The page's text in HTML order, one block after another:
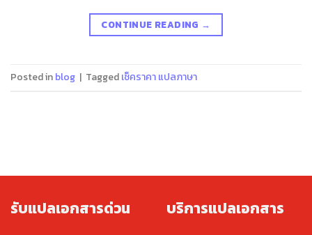
CONTINUE READING →
Posted inblog | Taggedเช็คราคา แปลภาษา
รับแปลเอกสารด่วน บริการแปลเอกสาร